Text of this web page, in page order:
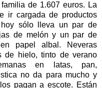
de 1.607 euros. La
ir cargada de productos
sólo lleva un par de
de melón y un par de
papel albal. Neveras
de hielo, tinto de verano
en latas, pan,
no da para mucho y
pagan a escote. Están